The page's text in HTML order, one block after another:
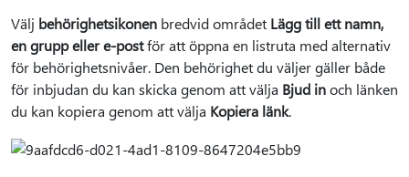
Välj behörighetsikonen bredvid området Lägg till ett namn,
en grupp eller e-postför att öppna en listruta med alternativ
för behörighetsnivåer. Den behörighet du väljer gäller både
för inbjudan du kan skicka genom att välja Bjud inoch länken
du kan kopiera genom att välja Kopiera länk.